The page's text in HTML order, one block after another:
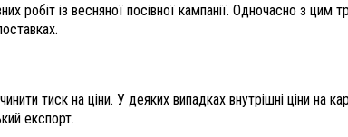
робіт із весняної посівної кампанії. Одночасно з цим
тиск на ціни. У деяких випадках внутрішні ціни на
експорт.